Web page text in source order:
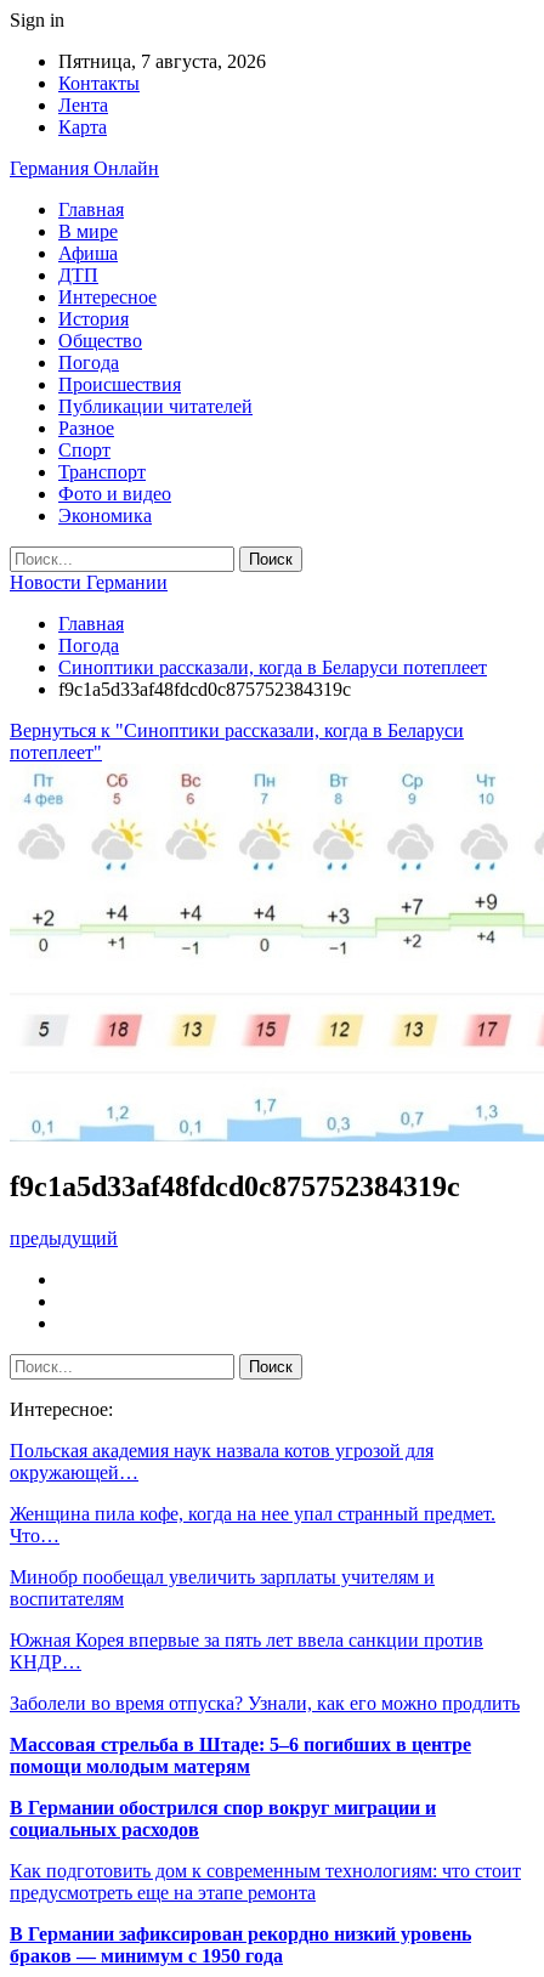
Sign in
Пятница, 7 августа, 2026
Контакты
Лента
Карта
Германия Онлайн
Главная
В мире
Афиша
ДТП
Интересное
История
Общество
Погода
Происшествия
Публикации читателей
Разное
Спорт
Транспорт
Фото и видео
Экономика
Новости Германии
Главная
Погода
Синоптики рассказали, когда в Беларуси потеплеет
f9c1a5d33af48fdcd0c875752384319c
Вернуться к "Синоптики рассказали, когда в Беларуси
потеплеет"
f9c1a5d33af48fdcd0c875752384319c
предыдущий
Интересное:
Польская академия наук назвала котов угрозой для
окружающей…
Женщина пила кофе, когда на нее упал странный предмет.
Что…
Минобр пообещал увеличить зарплаты учителям и
воспитателям
Южная Корея впервые за пять лет ввела санкции против
КНДР…
Заболели во время отпуска? Узнали, как его можно продлить
Массовая стрельба в Штаде: 5–6 погибших в центре
помощи молодым матерям
В Германии обострился спор вокруг миграции и
социальных расходов
Как подготовить дом к современным технологиям: что стоит
предусмотреть еще на этапе ремонта
В Германии зафиксирован рекордно низкий уровень
браков — минимум с 1950 года